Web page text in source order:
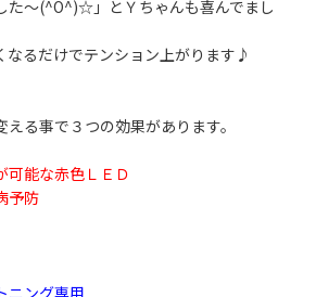
た～(^O^)☆」とＹちゃんも喜んでまし
なるだけでテンション上がります♪
る事で３つの効果があります。
能な赤色ＬＥＤ
予防